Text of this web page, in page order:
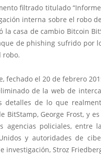
filtrado titulado
interna sobre el robo
la casa de cambio Bitcoin
de phishing sufrido por
robo.
fechado el 20 de febrero
de la web de
detalles de lo que
BitStamp, George Frost, y
agencias policiales, entre
y autoridades de
investigación, Stroz